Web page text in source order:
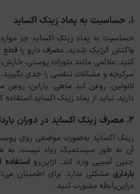
۱. حساسیت به پماد زینک اکساید
حساسیت به پماد زینک اکساید جز موارد
واکنش آلرژیک شدید، مصرف دارو را
کنید. علائمی مانند بثورات پوستی،
سرگیجه و مشکلات تنفسی را جدی بگیرید.
لانولین، روغن کبد ماهی، پارابن،
دارید، نباید از پماد زینک اکساید استفاده
۲. مصرف زینک اکساید در دوران بارداری
زینک اکساید به‌صورت موضعی روی
آن به طور سیستمیک زیاد نیست. به
جنین آسیبی وارد کند. ازاین‌رو استفاده
بارداری مشکلی ندارد. برای اطمینان
دراین‌رابطه مشورت کنید.